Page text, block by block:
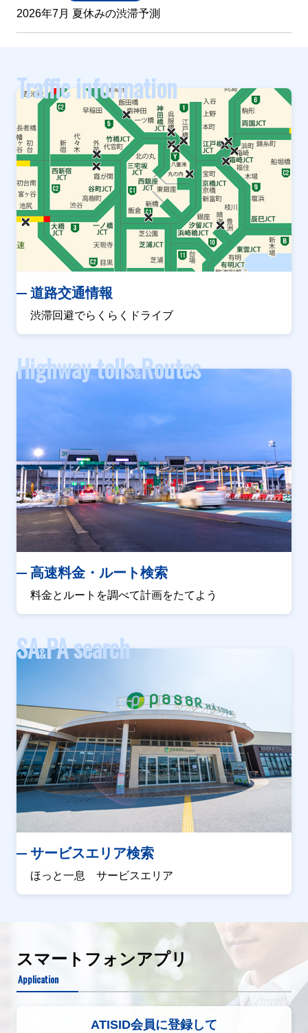
2026年7月 夏休みの渋滞予測
Traffic information
道路交通情報
渋滞回避でらくらくドライブ
Highway tolls&Routes
高速料金・ルート検索
料金とルートを調べて計画をたてよう
SA&PA search
サービスエリア検索
ほっと一息 サービスエリア
スマートフォンアプリ
Application
ATISID会員に登録して